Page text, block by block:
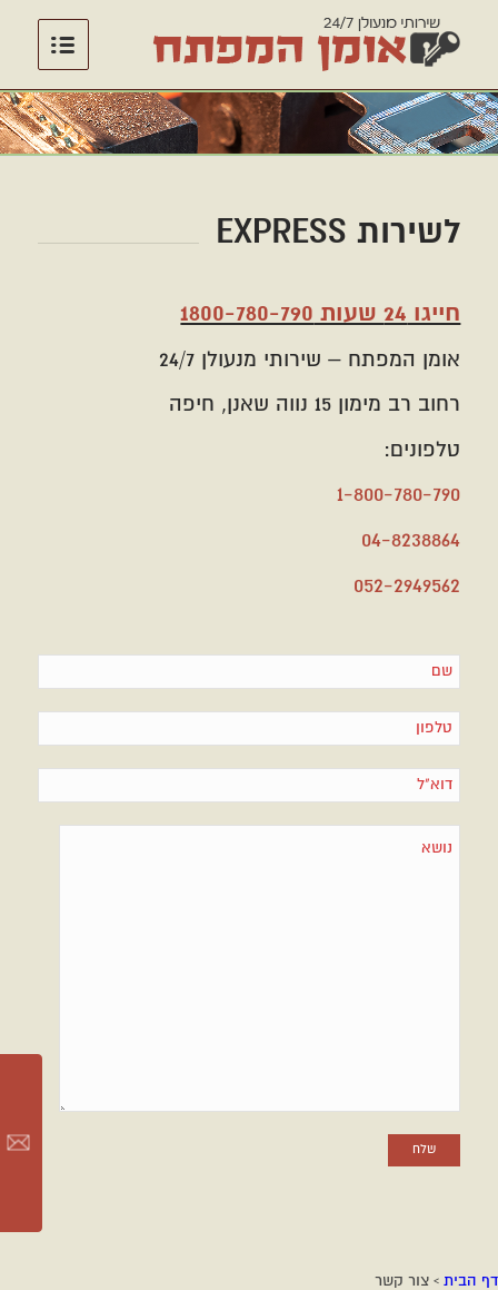
לשירות EXPRESS
חייגו 24 שעות 1800-780-790
אומן המפתח – שירותי מנעולן 24/7
רחוב רב מימון 15 נווה שאנן, חיפה
טלפונים:
1-800-780-790
04-8238864
052-2949562
דף הבית › צור קשר